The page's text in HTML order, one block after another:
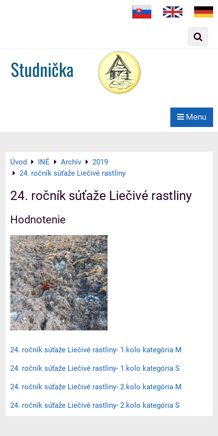
Slovak English
Studnička
Menu
Úvod INÉ Archív
2019
24. ročník súťaže Liečivé rastliny
24. ročník súťaže Liečivé rastliny
Hodnotenie
24. ročník súťaže Liečivé rastliny- 1.kolo kategória M
24. ročník súťaže Liečivé rastliny- 1.kolo kategória S
24. ročník súťaže Liečivé rastliny- 2.kolo kategória M
24. ročník súťaže Liečivé rastliny- 2.kolo kategória S